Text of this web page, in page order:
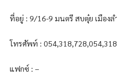
ที่อยู่ : 9/16-9 มนตรี สบตุ๋ย เมืองล
โทรศัพท์ :
แฟกซ์ : –